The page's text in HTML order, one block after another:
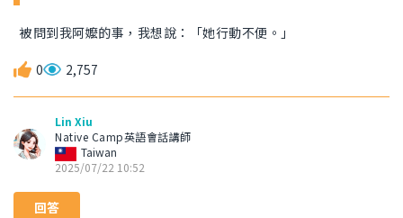
被問到我阿嬤的事，我想說：「她行動不便。」
0 2,757
Lin Xiu
Native Camp英語會話講師
Taiwan
2025/07/22 10:52
回答